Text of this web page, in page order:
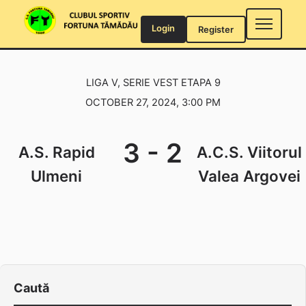
Login Register
LIGA V, SERIE VEST ETAPA 9
OCTOBER 27, 2024, 3:00 PM
A.S. Rapid
Ulmeni
3 - 2
A.C.S. Viitorul
Valea Argovei
Caută